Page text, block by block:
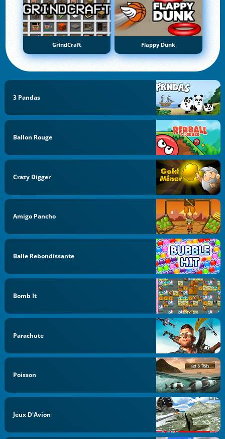
GrindCraft Flappy Dunk
3 Pandas
Ballon Rouge
Crazy Digger
Amigo Pancho
Balle Rebondissante
Bomb It
Parachute
Poisson
Jeux D'Avion